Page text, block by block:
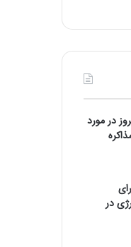
در مورد
در